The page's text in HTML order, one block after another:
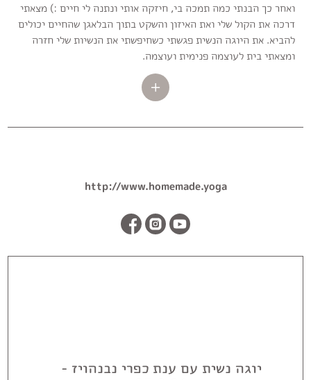
ואחר כך הבנתי כמה תמכה בי, חיזקה אותי ונתנה לי חיים :) מצאתי
דרכה את הקול שלי ואת האיזון והשקט בתוך הבלאגן שהחיים יכולים
להביא. את היוגה הנשית פגשתי כשחיפשתי את הנשיות שלי חזרה
ומצאתי בית לעוצמה פנימית ועוצמה.
http://www.homemade.yoga
יוגה נשית עם ענת כפרי נבנהויז -